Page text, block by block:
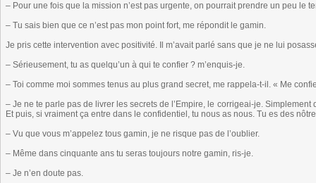
– Pour une fois que la mission n’est pas urgente, on pourrait prendre un peu le
– Tu sais bien que ce n’est pas mon point fort, me répondit le gamin.
Je pris cette intervention avec positivité. Il m’avait parlé sans que je ne lui
– Sérieusement, tu as quelqu’un à qui te confier ? m’enquis-je.
– Toi comme moi sommes tenus au plus grand secret, me rappela-t-il. « Me
– Je ne te parle pas de livrer les secrets de l’Empire, le corrigeai-je.
Et puis, si vraiment ça entre dans le confidentiel, tu nous as nous. Tu es des
– Vu que vous m’appelez tous gamin, je ne risque pas de l’oublier.
– Même dans cinquante ans tu seras toujours notre gamin, ris-je.
– Je n’en doute pas.